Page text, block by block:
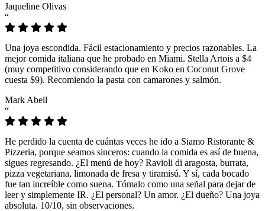
Jaqueline Olivas
“
Una joya escondida. Fácil estacionamiento y precios razonables. La
mejor comida italiana que he probado en Miami. Stella Artois a $4
(muy competitivo considerando que en Koko en Coconut Grove
cuesta $9). Recomiendo la pasta con camarones y salmón.
Mark Abell
“
He perdido la cuenta de cuántas veces he ido a Siamo Ristorante &
Pizzeria, porque seamos sinceros: cuando la comida es así de buena,
sigues regresando. ¿El menú de hoy? Ravioli di aragosta, burrata,
pizza vegetariana, limonada de fresa y tiramisú. Y sí, cada bocado
fue tan increíble como suena. Tómalo como una señal para dejar de
leer y simplemente IR. ¿El personal? Un amor. ¿El dueño? Una joya
absoluta. 10/10, sin observaciones.